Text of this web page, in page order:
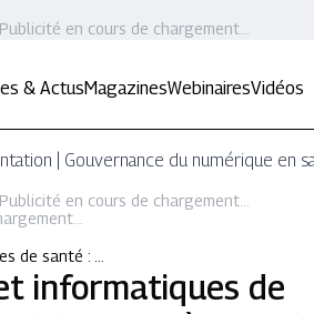
Publicité en cours de chargement...
& ActusMagazinesWebinairesVidéos
| Gouvernance du numérique en
Publicité en cours de chargement...
de santé : …
informatiques de